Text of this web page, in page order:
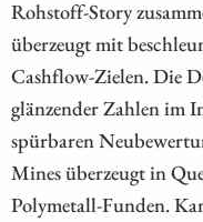
Rohstoff-Story
überzeugt mit
Cashflow-Zielen. Die
glänzender Zahlen im
spürbaren
Mines überzeugt in
Polymetall-Funden.